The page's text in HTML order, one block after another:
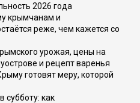
2026 года
крымчанам и
реже, чем кажется со
урожая, цены на
и рецепт варенья
готовят меру, которой
субботу: как